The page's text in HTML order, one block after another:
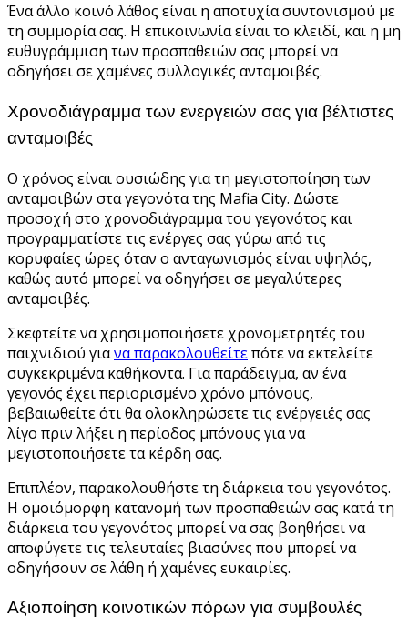
Ένα άλλο κοινό λάθος είναι η αποτυχία συντονισμού με
τη συμμορία σας. Η επικοινωνία είναι το κλειδί, και η μη
ευθυγράμμιση των προσπαθειών σας μπορεί να
οδηγήσει σε χαμένες συλλογικές ανταμοιβές.
Χρονοδιάγραμμα των ενεργειών σας για βέλτιστες
ανταμοιβές
Ο χρόνος είναι ουσιώδης για τη μεγιστοποίηση των
ανταμοιβών στα γεγονότα της Mafia City. Δώστε
προσοχή στο χρονοδιάγραμμα του γεγονότος και
προγραμματίστε τις ενέργες σας γύρω από τις
κορυφαίες ώρες όταν ο ανταγωνισμός είναι υψηλός,
καθώς αυτό μπορεί να οδηγήσει σε μεγαλύτερες
ανταμοιβές.
Σκεφτείτε να χρησιμοποιήσετε χρονομετρητές του
παιχνιδιού γιανα παρακολουθείτεπότε να εκτελείτε
συγκεκριμένα καθήκοντα. Για παράδειγμα, αν ένα
γεγονός έχει περιορισμένο χρόνο μπόνους,
βεβαιωθείτε ότι θα ολοκληρώσετε τις ενέργειές σας
λίγο πριν λήξει η περίοδος μπόνους για να
μεγιστοποιήσετε τα κέρδη σας.
Επιπλέον, παρακολουθήστε τη διάρκεια του γεγονότος.
Η ομοιόμορφη κατανομή των προσπαθειών σας κατά τη
διάρκεια του γεγονότος μπορεί να σας βοηθήσει να
αποφύγετε τις τελευταίες βιασύνες που μπορεί να
οδηγήσουν σε λάθη ή χαμένες ευκαιρίες.
Αξιοποίηση κοινοτικών πόρων για συμβουλές